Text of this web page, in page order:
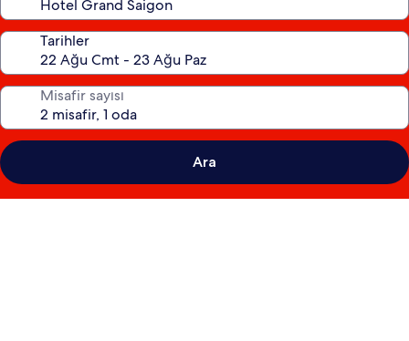
Tarihler
Misafir sayısı
Ara